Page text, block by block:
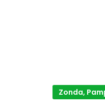
Zonda,